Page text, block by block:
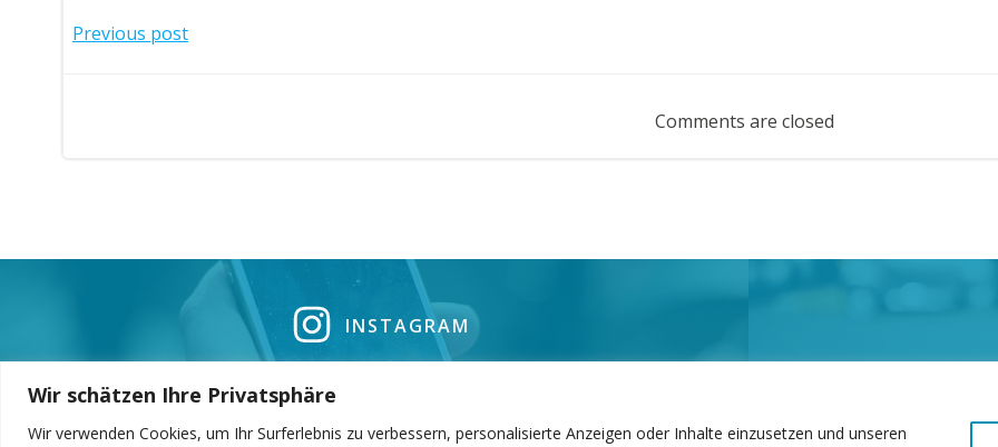
Wir schätzen Ihre Privatsphäre
Wir verwenden Cookies, um Ihr Surferlebnis zu verbessern, personalisierte Anzeigen oder Inhalte einzusetzen und unseren
a
n
Post
Previous post
navigation
Comments are closed
INSTAGRAM
© 2026 Art of Fitness GmbH